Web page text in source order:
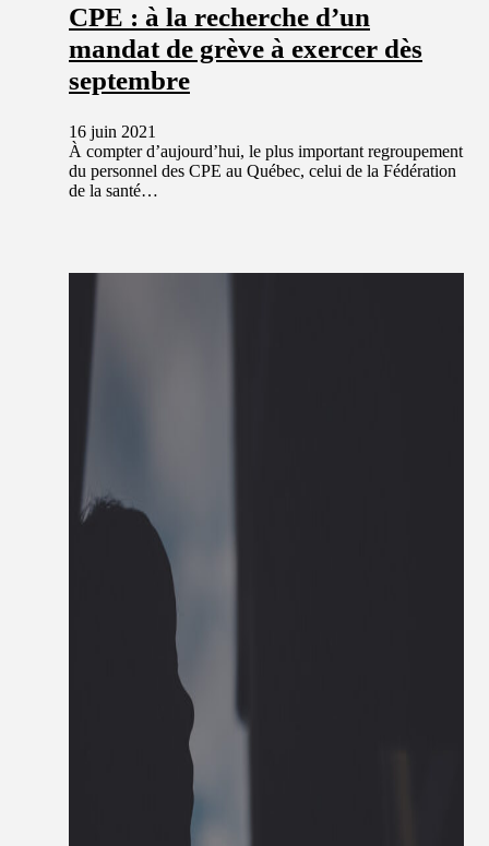
CPE : à la recherche d’un
mandat de grève à exercer dès
septembre
16 juin 2021
À compter d’aujourd’hui, le plus important regroupement
du personnel des CPE au Québec, celui de la Fédération
de la santé…